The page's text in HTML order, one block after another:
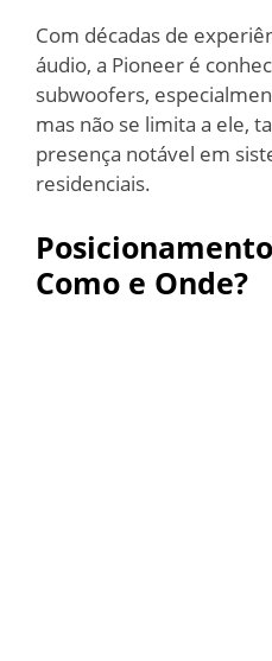
Com décadas de
áudio, a Pioneer é
subwoofers,
mas não se limita a ele,
presença notável em
residenciais.
Como e Onde?